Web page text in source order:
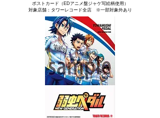
ポストカード（EDアニメ盤ジャケ写絵柄使用）
対象店舗：タワーレコード全店 ※一部対象外あり